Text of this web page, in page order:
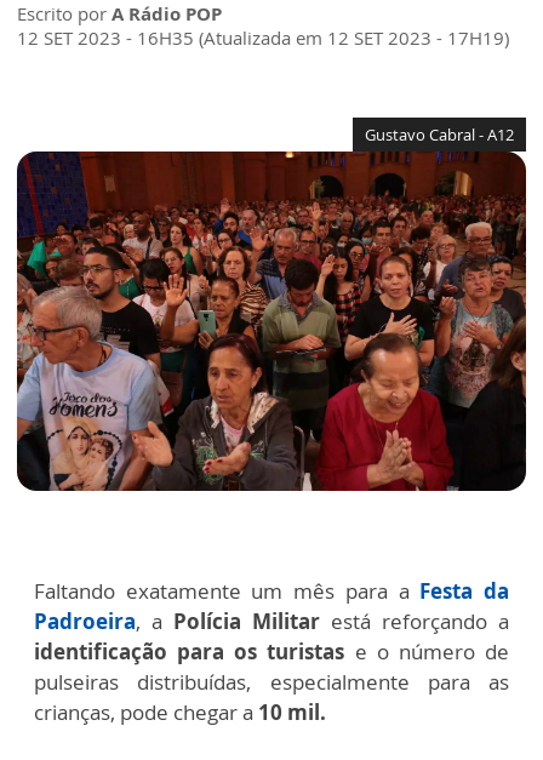
Escrito por A Rádio POP
12 SET 2023 - 16H35 (Atualizada em 12 SET 2023 - 17H19)
Gustavo Cabral - A12
Faltando exatamente um mês para a Festa da
Padroeira, a Polícia Militar está reforçando a
identificação para os turistas e o número de
pulseiras distribuídas, especialmente para as
crianças, pode chegar a 10 mil.